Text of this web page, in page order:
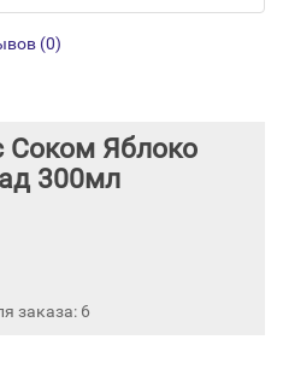
(0)
Соком Яблоко
300мл
заказа: 6